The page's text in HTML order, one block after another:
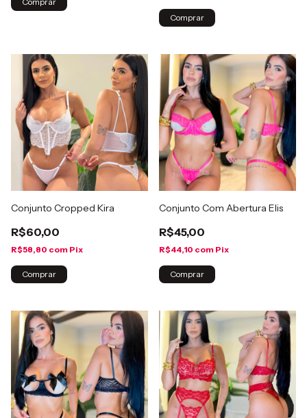
Comprar
Conjunto Cropped Kira
R$60,00
R$58,80 com Pix
Comprar
Conjunto Com Abertura Elis
R$45,00
R$44,10 com Pix
Comprar